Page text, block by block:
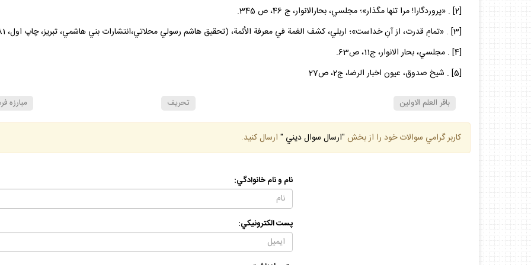
[2] . «پروردگارا! مرا تنها مگذار»؛ مجلسي، بحارالانوار، ج 46، ص 345.
[3] . «تمامِ قدرت، از آنِ خداست»؛‏ اربلي، كشف الغمة في معرفة الأئمة، (تحقيق هاشم رسولي محلاتي،انتشارات بني هاشمي، تبريز، چاپ اول، 1381ق) ج2، ص133.
[4] . مجلسي،‌ بحار الانوار، ج11، ص63.
[5] . شيخ صدوق، عيون اخبار الرضا، ج2، ص27
باقر العلم الاولين تحريف مبارزه
كاربر گرامي سوالات خود را از بخش "ارسال سوال ديني " ارسال كنيد.
نام و نام خانوادگي:
پست الكترونيكي: